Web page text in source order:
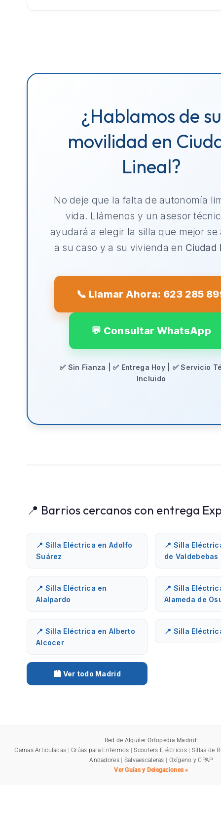
¿Hablamos de su
movilidad en
Lineal?
No deje que la falta de autonomía
vida. Llámenos y un asesor
ayudará a elegir la silla que mejor se
a su caso y a su vivienda en Ciudad
📞 Llamar Ahora: 623 285
💬 Consultar WhatsApp
✅ Sin Fianza | ✅ Entrega Hoy | ✅ Servicio
Incluido
📍 Barrios cercanos con entrega
📍 Silla Eléctrica en Adolfo
Suárez
📍 Silla
de Valdebebas
📍 Silla Eléctrica en
Alalpardo
📍 Silla
Alameda de
📍 Silla Eléctrica en Alberto
Alcocer
📍 Silla
🏙️ Ver todo Madrid
Red de Alquiler Ortopedia Madrid:
Camas Articuladas |Grúas para Enfermos |Scooters Eléctricos| Sillas de
Andadores| Salvaescaleras | Oxígeno y CPAP
Ver Guías y Delegaciones »